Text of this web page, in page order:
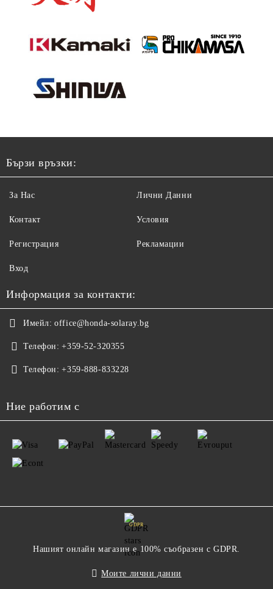
Бързи връзки:
За Нас
Контакт
Регистрация
Вход
Лични Данни
Условия
Рекламации
Информация за контакти:
Имейл: office@honda-solaray.bg
Телефон: +359-52-320355
Телефон: +359-888-833228
Ние работим с
GDPR
Нашият онлайн магазин е 100% съобразен с GDPR.
Моите лични данни